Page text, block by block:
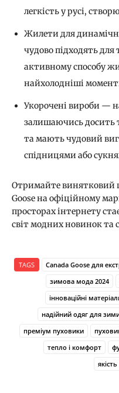
легкість у русі,
Жилети для
чудово підходять для
активному способу
найхолодніші
Укорочені вироби —
залишаючись досить
та мають чудовий
спідницями або
Отримайте винятковий
Goose на офіційному
просторах інтернету
світ модних новинок та
TAGS Canada Goose для
зимова мода 2024
інноваційні
надійний одяг для
преміум пуховики
тепло і комфорт